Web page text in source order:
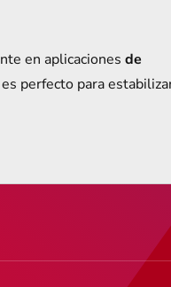
en aplicaciones de
perfecto para